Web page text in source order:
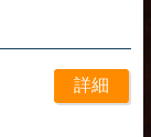
詳細